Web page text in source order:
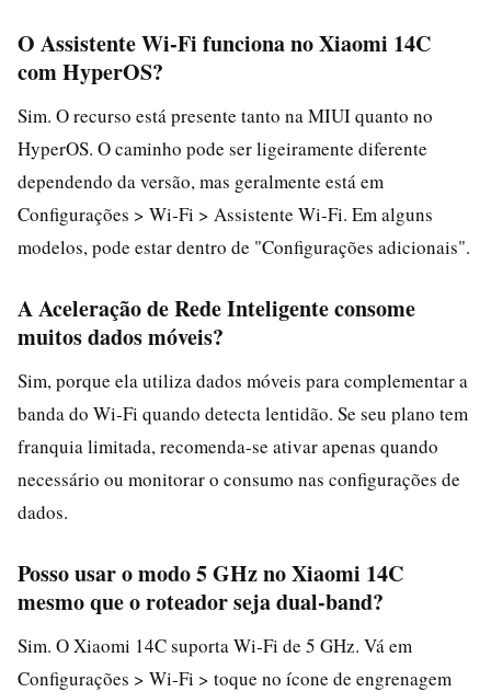
O Assistente Wi‑Fi funciona no Xiaomi 14C
com HyperOS?
Sim. O recurso está presente tanto na MIUI quanto no
HyperOS. O caminho pode ser ligeiramente diferente
dependendo da versão, mas geralmente está em
Configurações > Wi‑Fi > Assistente Wi‑Fi. Em alguns
modelos, pode estar dentro de "Configurações adicionais".
A Aceleração de Rede Inteligente consome
muitos dados móveis?
Sim, porque ela utiliza dados móveis para complementar a
banda do Wi‑Fi quando detecta lentidão. Se seu plano tem
franquia limitada, recomenda-se ativar apenas quando
necessário ou monitorar o consumo nas configurações de
dados.
Posso usar o modo 5 GHz no Xiaomi 14C
mesmo que o roteador seja dual-band?
Sim. O Xiaomi 14C suporta Wi‑Fi de 5 GHz. Vá em
Configurações > Wi‑Fi > toque no ícone de engrenagem